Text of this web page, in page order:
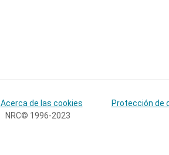
Acerca de las cookies
Protección de
NRC© 1996-2023